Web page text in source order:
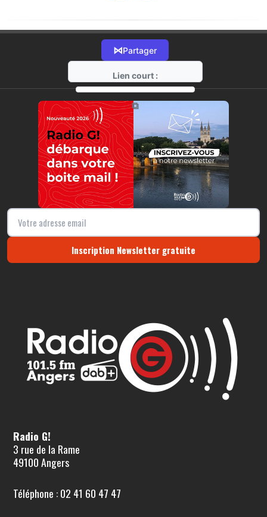
⋈Partager
Lien court :
https://radio-g.fr?15937
⧉
Inscription Newsletter gratuite
Radio G!
3 rue de la Rame
49100 Angers
Téléphone : 02 41 60 47 47